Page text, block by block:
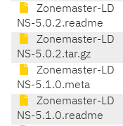
Zonemaster-LD
NS-5.0.2.readme
Zonemaster-LD
NS-5.0.2.tar.gz
Zonemaster-LD
NS-5.1.0.meta
Zonemaster-LD
NS-5.1.0.readme